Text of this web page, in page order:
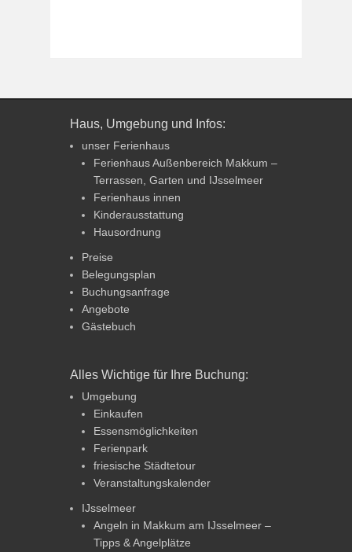
Haus, Umgebung und Infos:
unser Ferienhaus
Ferienhaus Außenbereich Makkum –
Terrassen, Garten und IJsselmeer
Ferienhaus innen
Kinderausstattung
Hausordnung
Preise
Belegungsplan
Buchungsanfrage
Angebote
Gästebuch
Alles Wichtige für Ihre Buchung:
Umgebung
Einkaufen
Essensmöglichkeiten
Ferienpark
friesische Städtetour
Veranstaltungskalender
IJsselmeer
Angeln in Makkum am IJsselmeer –
Tipps & Angelplätze